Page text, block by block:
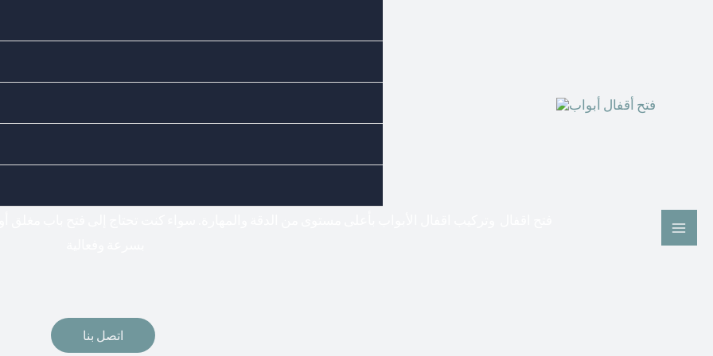
Doors Locks - اختيارك المناسب لفتح وتركيب جميع أنواع الأقفال
فتح اقفال وتركيب اقفال الأبواب بأعلى مستوى من الدقة والمهارة. سواء كنت تحتاج إلى فتح باب مغلق
اتصل بنا